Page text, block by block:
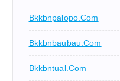
Bkkbnpalopo.com
Bkkbnbaubau.com
Bkkbntual.com